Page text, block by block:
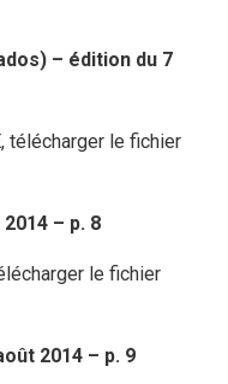
– édition du 7
télécharger le fichier
– p. 8
le fichier
2014 – p. 9